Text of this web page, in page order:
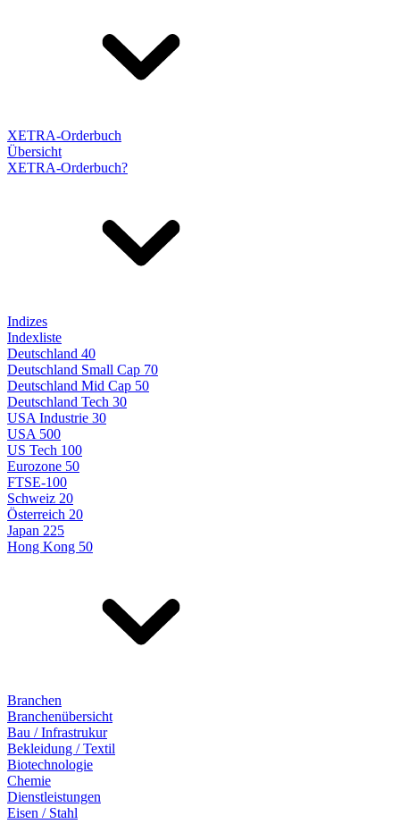
XETRA-Orderbuch
Übersicht
XETRA-Orderbuch?
Indizes
Indexliste
Deutschland 40
Deutschland Small Cap 70
Deutschland Mid Cap 50
Deutschland Tech 30
USA Industrie 30
USA 500
US Tech 100
Eurozone 50
FTSE-100
Schweiz 20
Österreich 20
Japan 225
Hong Kong 50
Branchen
Branchenübersicht
Bau / Infrastrukur
Bekleidung / Textil
Biotechnologie
Chemie
Dienstleistungen
Eisen / Stahl